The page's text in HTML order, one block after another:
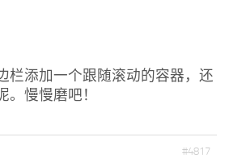
栏添加一个跟随滚动的容器，还
。慢慢磨吧！
#4817